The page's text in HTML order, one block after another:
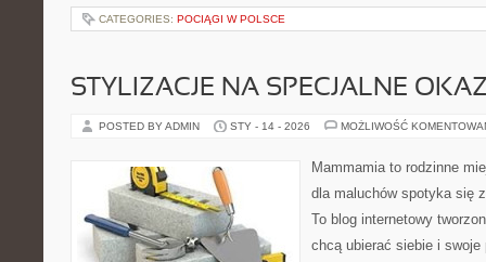
CATEGORIES: POCIĄGI W POLSCE
STYLIZACJE NA SPECJALNE
POSTED BY ADMIN STY - 14 - 2026 MOŻLIWOŚĆ
Mammamia to rodzinne
dla maluchów spotyka się
To blog internetowy
chcą ubierać siebie i